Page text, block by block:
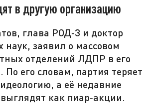
в другую организацию
глава РОД‑3 и доктор
наук, заявил о массовом
отделений ЛДПР в его
По его словам, партия теряет
а её недавние
как пиар‑акции.